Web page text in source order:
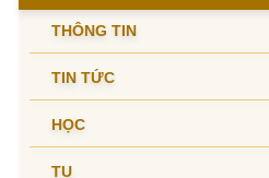
THÔNG TIN
TIN TỨC
HỌC
TU